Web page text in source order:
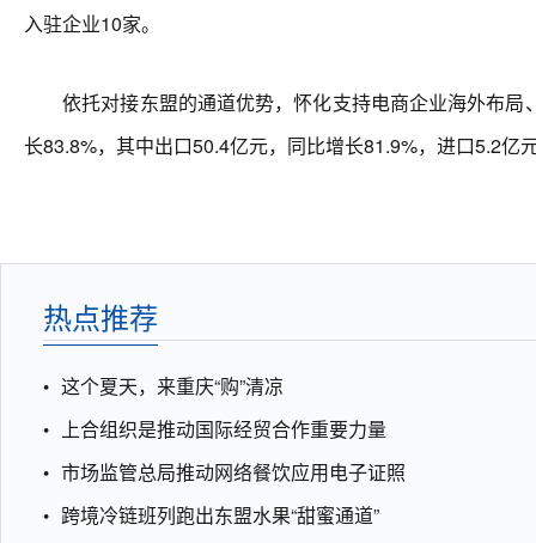
入驻企业10家。
依托对接东盟的通道优势，怀化支持电商企业海外布局
长83.8%，其中出口50.4亿元，同比增长81.9%，进口5.2
热点推荐
这个夏天，来重庆“购”清凉
上合组织是推动国际经贸合作重要力量
市场监管总局推动网络餐饮应用电子证照
跨境冷链班列跑出东盟水果“甜蜜通道”